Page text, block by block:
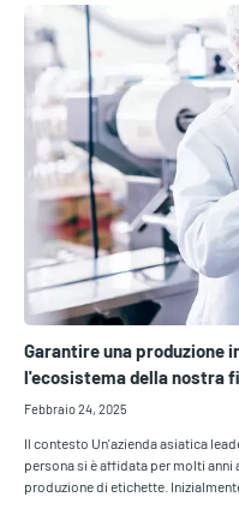
Garantire una
l'ecosistema della nostra
Febbraio 24, 2025
Il contesto Un'azienda asiatica
persona si è affidata per molti
produzione di etichette.